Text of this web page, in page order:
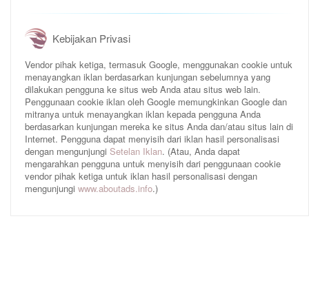
Kebijakan Privasi
Vendor pihak ketiga, termasuk Google, menggunakan cookie untuk
menayangkan iklan berdasarkan kunjungan sebelumnya yang
dilakukan pengguna ke situs web Anda atau situs web lain.
Penggunaan cookie iklan oleh Google memungkinkan Google dan
mitranya untuk menayangkan iklan kepada pengguna Anda
berdasarkan kunjungan mereka ke situs Anda dan/atau situs lain di
Internet. Pengguna dapat menyisih dari iklan hasil personalisasi
dengan mengunjungi Setelan Iklan. (Atau, Anda dapat
mengarahkan pengguna untuk menyisih dari penggunaan cookie
vendor pihak ketiga untuk iklan hasil personalisasi dengan
mengunjungi www.aboutads.info.)